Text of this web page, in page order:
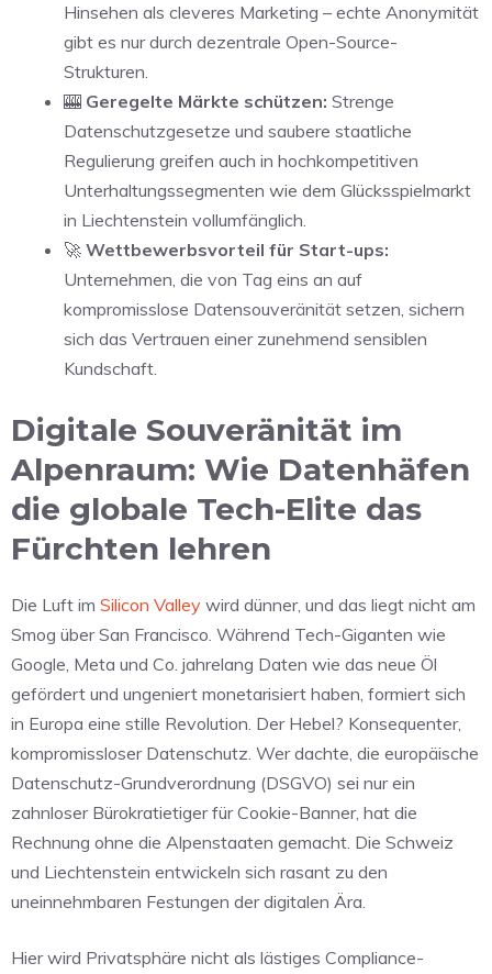
Hinsehen als cleveres Marketing – echte Anonymität
gibt es nur durch dezentrale Open-Source-
Strukturen.
🎰 Geregelte Märkte schützen: Strenge
Datenschutzgesetze und saubere staatliche
Regulierung greifen auch in hochkompetitiven
Unterhaltungssegmenten wie dem Glücksspielmarkt
in Liechtenstein vollumfänglich.
🚀 Wettbewerbsvorteil für Start-ups:
Unternehmen, die von Tag eins an auf
kompromisslose Datensouveränität setzen, sichern
sich das Vertrauen einer zunehmend sensiblen
Kundschaft.
Digitale Souveränität im
Alpenraum: Wie Datenhäfen
die globale Tech-Elite das
Fürchten lehren
Die Luft im Silicon Valley wird dünner, und das liegt nicht am
Smog über San Francisco. Während Tech-Giganten wie
Google, Meta und Co. jahrelang Daten wie das neue Öl
gefördert und ungeniert monetarisiert haben, formiert sich
in Europa eine stille Revolution. Der Hebel? Konsequenter,
kompromissloser Datenschutz. Wer dachte, die europäische
Datenschutz-Grundverordnung (DSGVO) sei nur ein
zahnloser Bürokratietiger für Cookie-Banner, hat die
Rechnung ohne die Alpenstaaten gemacht. Die Schweiz
und Liechtenstein entwickeln sich rasant zu den
uneinnehmbaren Festungen der digitalen Ära.
Hier wird Privatsphäre nicht als lästiges Compliance-